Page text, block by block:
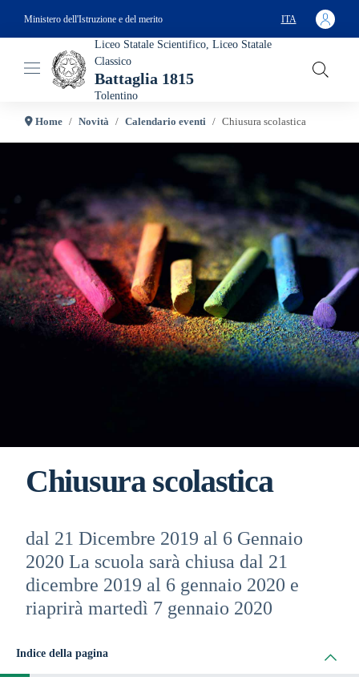
Ministero dell'Istruzione e del merito
SELEZIONA LA
ITA
Liceo Statale Scientifico, Liceo Statale
Classico
Battaglia 1815
Tolentino
Home Novità Calendario eventi Chiusura scolastica
Chiusura scolastica
dal 21 Dicembre 2019 al 6 Gennaio
2020 La scuola sarà chiusa dal 21
dicembre 2019 al 6 gennaio 2020 e
riaprirà martedì 7 gennaio 2020
Indice della pagina